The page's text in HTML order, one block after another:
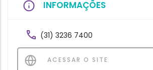
INFORMAÇÕES
(31) 3236 7400
ACESSAR O SITE